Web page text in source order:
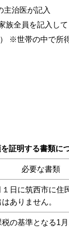
治医が記入
全員を記入して
※世帯の中で所
証明する書類に
必要な書類
日に筑西市に住
ありません。
の基準となる1